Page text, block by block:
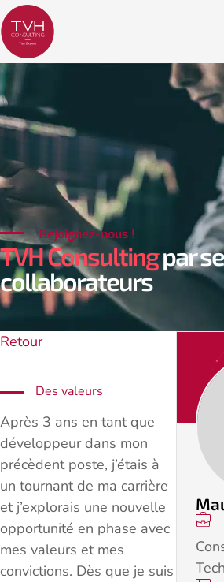
Rejoignez-nous !
TVH Consultingpar
collaborateurs
Retour
Des valeurs
Après 3 ans en tant que
développeur dans mon
précèdent poste, j’étais à
un tournant de ma carrière
et j’explorais une nouvelle
opportunité en phase avec
mes valeurs et mes
convictions. Dès que je suis